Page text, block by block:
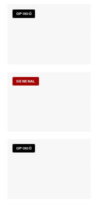
OPINIÓ
GENERAL
OPINIÓ